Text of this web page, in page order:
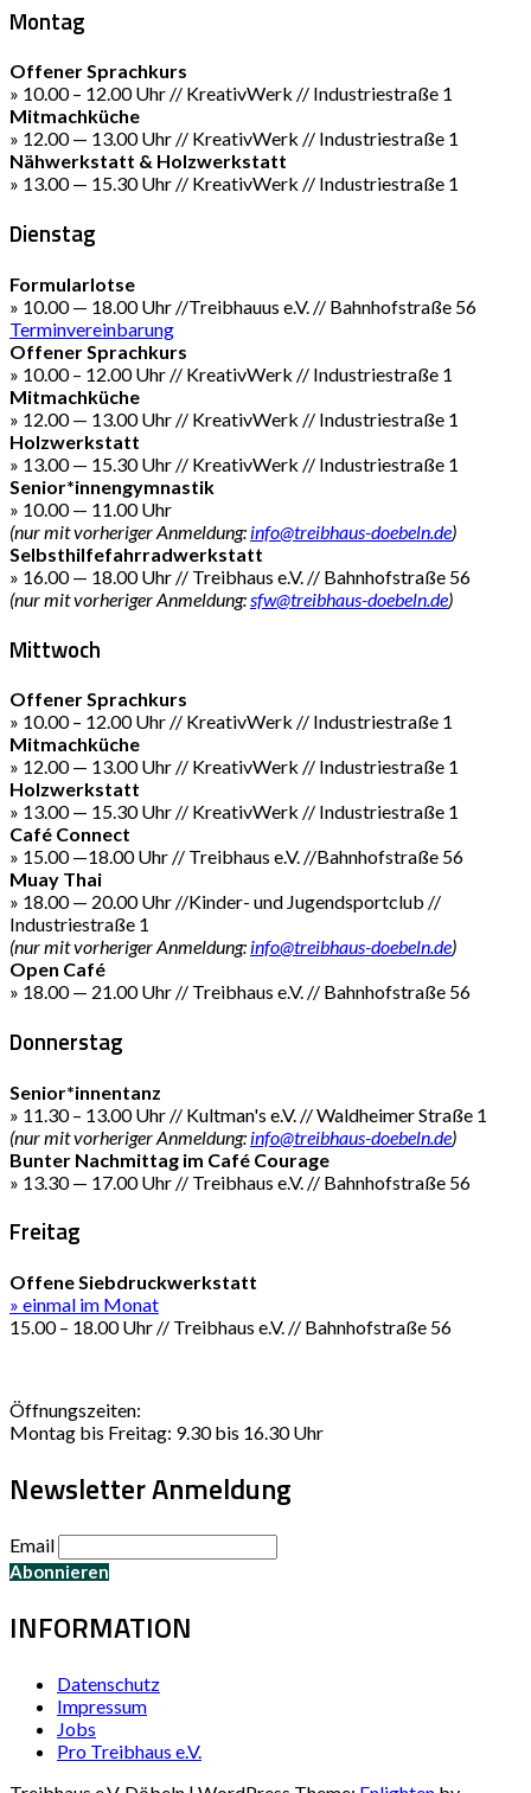
Montag
Offener Sprachkurs
» 10.00 – 12.00 Uhr // KreativWerk // Industriestraße 1
Mitmachküche
» 12.00 — 13.00 Uhr // KreativWerk // Industriestraße 1
Nähwerkstatt & Holzwerkstatt
» 13.00 — 15.30 Uhr // KreativWerk // Industriestraße 1
Dienstag
Formularlotse
» 10.00 — 18.00 Uhr //Treibhauus e.V. // Bahnhofstraße 56
Terminvereinbarung
Offener Sprachkurs
» 10.00 – 12.00 Uhr // KreativWerk // Industriestraße 1
Mitmachküche
» 12.00 — 13.00 Uhr // KreativWerk // Industriestraße 1
Holzwerkstatt
» 13.00 — 15.30 Uhr // KreativWerk // Industriestraße 1
Senior*innengymnastik
» 10.00 — 11.00 Uhr
(nur mit vorheriger Anmeldung: info@treibhaus-doebeln.de)
Selbsthilfefahrradwerkstatt
» 16.00 — 18.00 Uhr // Treibhaus e.V. // Bahnhofstraße 56
(nur mit vorheriger Anmeldung:sfw@treibhaus-doebeln.de)
Mittwoch
Offener Sprachkurs
» 10.00 – 12.00 Uhr // KreativWerk // Industriestraße 1
Mitmachküche
» 12.00 — 13.00 Uhr // KreativWerk // Industriestraße 1
Holzwerkstatt
» 13.00 — 15.30 Uhr // KreativWerk // Industriestraße 1
Café Connect
» 15.00 —18.00 Uhr // Treibhaus e.V. //Bahnhofstraße 56
Muay Thai
» 18.00 — 20.00 Uhr //Kinder- und Jugendsportclub //
Industriestraße 1
(nur mit vorheriger Anmeldung: info@treibhaus-doebeln.de)
Open Café
» 18.00 — 21.00 Uhr // Treibhaus e.V. // Bahnhofstraße 56
Donnerstag
Senior*innentanz
» 11.30 – 13.00 Uhr // Kultman's e.V. // Waldheimer Straße 1
(nur mit vorheriger Anmeldung: info@treibhaus-doebeln.de)
Bunter Nachmittag im Café Courage
» 13.30 — 17.00 Uhr // Treibhaus e.V. // Bahnhofstraße 56
Freitag
Offene Siebdruckwerkstatt
» einmal im Monat
15.00 – 18.00 Uhr // Treibhaus e.V. // Bahnhofstraße 56
Öffnungszeiten:
Montag bis Freitag: 9.30 bis 16.30 Uhr
Newsletter Anmeldung
Email
INFORMATION
Datenschutz
Impressum
Jobs
Pro Treibhaus e.V.